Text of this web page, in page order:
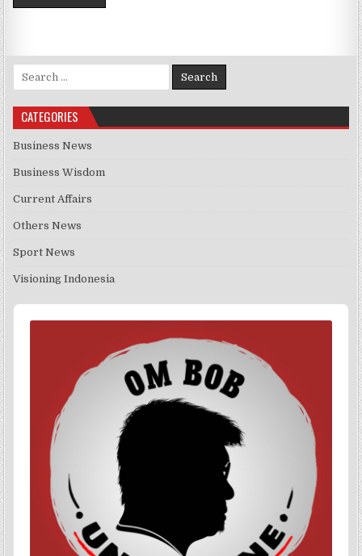
Search for:
CATEGORIES
Business News
Business Wisdom
Current Affairs
Others News
Sport News
Visioning Indonesia
Audio
Player